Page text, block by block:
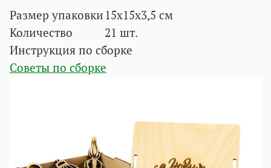
Размер упаковки 15х15х3,5 см
Количество
21 шт.
Инструкция по сборке
Советы по сборке